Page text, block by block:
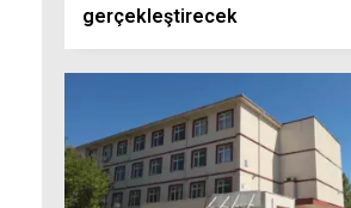
gerçekleştirecek